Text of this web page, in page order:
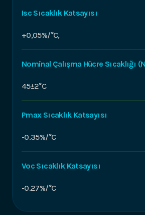
Isc Sıcaklık Katsayısı
+0,05%/°C,
Nominal Çalışma Hücre Sıcaklığı
45±2°C
Pmax Sıcaklık Katsayısı
-0.35%/°C
Voc Sıcaklık Katsayısı
-0.27%/°C